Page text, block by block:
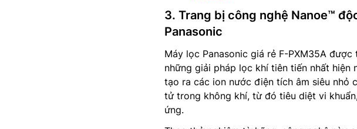
3. Trang bị công nghệ Nanoe™
Panasonic
Máy lọc Panasonic giá rẻ F-PXM35A
những giải pháp lọc khí tiên tiến nhất hiện
tạo ra các ion nước điện tích âm siêu nhỏ
tử trong không khí, từ đó tiêu diệt vi
ứng.